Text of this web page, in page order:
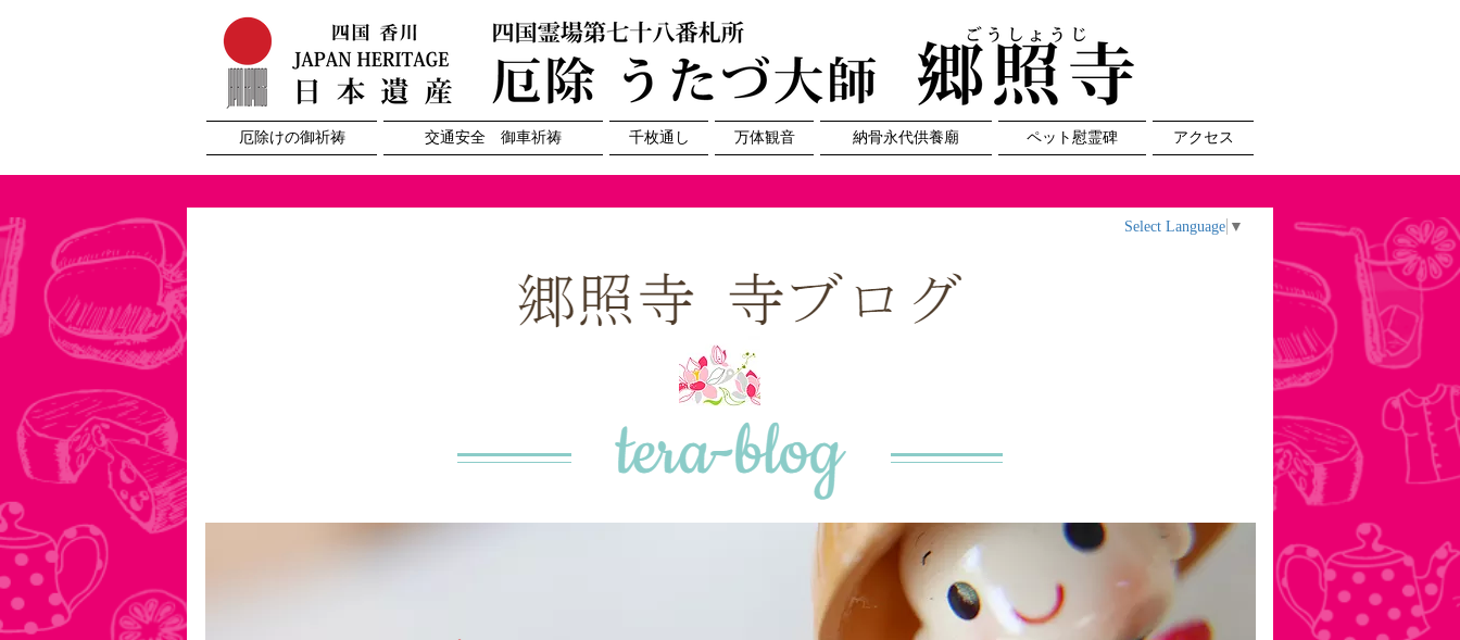
厄除けの御祈祷 交通安全 御車祈祷 千枚通し 万体観音 納骨永代供養廟 ペット慰霊碑 アクセス
Select Language ▼